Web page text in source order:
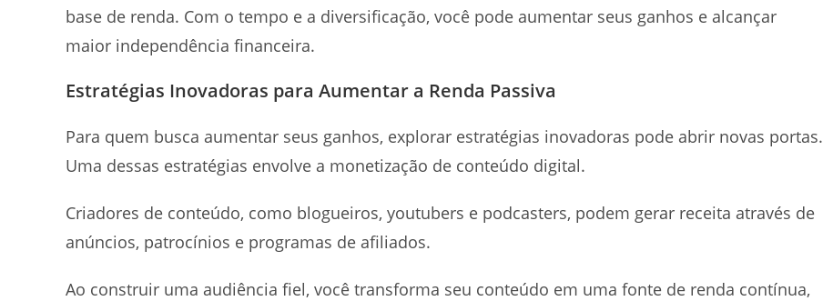
base de renda. Com o tempo e a diversificação, você pode aumentar seus ganhos e alcançar
maior independência financeira.
Estratégias Inovadoras para Aumentar a Renda Passiva
Para quem busca aumentar seus ganhos, explorar estratégias inovadoras pode abrir novas portas.
Uma dessas estratégias envolve a monetização de conteúdo digital.
Criadores de conteúdo, como blogueiros, youtubers e podcasters, podem gerar receita através de
anúncios, patrocínios e programas de afiliados.
Ao construir uma audiência fiel, você transforma seu conteúdo em uma fonte de renda contínua,